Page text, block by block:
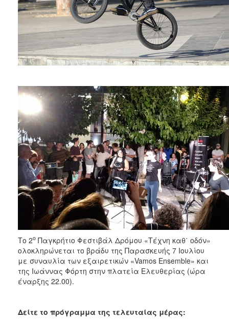
Το 2ο Παγκρήτιο Φεστιβάλ Δρόμου «Τέχνη καθ΄ οδόν»
ολοκληρώνεται το βράδυ της Παρασκευής 7 Ιουλίου
με συναυλία των εξαιρετικών «Vamos Εnsemble» και
της Ιωάννας Φόρτη στην πλατεία Ελευθερίας (ώρα
έναρξης 22.00).
Δείτε το πρόγραμμα της τελευταίας μέρας: